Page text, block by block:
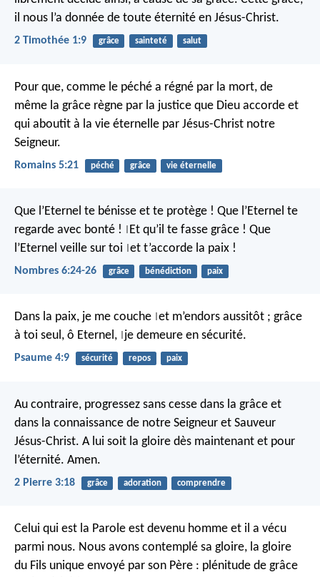
il nous l’a donnée de toute éternité en Jésus-Christ.
2 Timothée 1:9 grâce sainteté salut
Pour que, comme le péché a régné par la mort, de
même la grâce règne par la justice que Dieu accorde et
qui aboutit à la vie éternelle par Jésus-Christ notre
Seigneur.
Romains 5:21 péché grâce vie éternelle
Que l’Eternel te bénisse et te protège ! Que l’Eternel te
regarde avec bonté !
Et qu’il te fasse grâce ! Que
l’Eternel veille sur toi et t’accorde la paix !
Nombres 6:24-26 grâce bénédiction paix
Dans la paix, je me couche et m’endors aussitôt ; grâce
à toi seul, ô Eternel, je demeure en sécurité.
Psaume 4:9 sécurité repos paix
Au contraire, progressez sans cesse dans la grâce et
dans la connaissance de notre Seigneur et Sauveur
Jésus-Christ. A lui soit la gloire dès maintenant et pour
l’éternité. Amen.
2 Pierre 3:18 grâce adoration comprendre
Celui qui est la Parole est devenu homme et il a vécu
parmi nous. Nous avons contemplé sa gloire, la gloire
du Fils unique envoyé par son Père : plénitude de grâce